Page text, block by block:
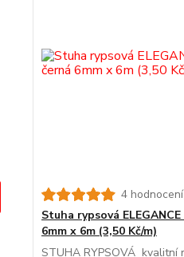
4 hodnocení
Stuha rypsová
6mm x 6m (3,50 Kč/m)
STUHA RYPSOVÁ kvalitní